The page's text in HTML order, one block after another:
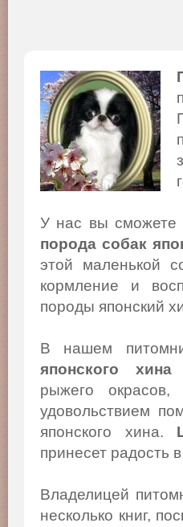
У нас вы сможете
порода собак
этой маленькой
кормление и
породы японский
В нашем
японского хина
рыжего
удовольствием
японского хина.
принесет радость
Владелицей
несколько книг,